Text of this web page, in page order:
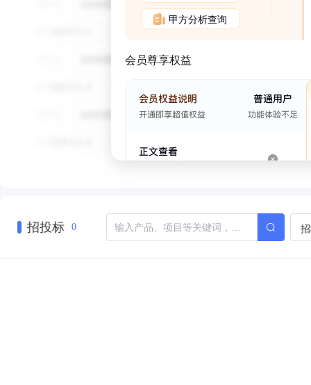
甲方分析查询
会员尊享权益
招投标 0